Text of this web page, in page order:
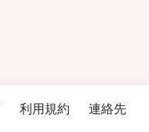
利用規約 連絡先